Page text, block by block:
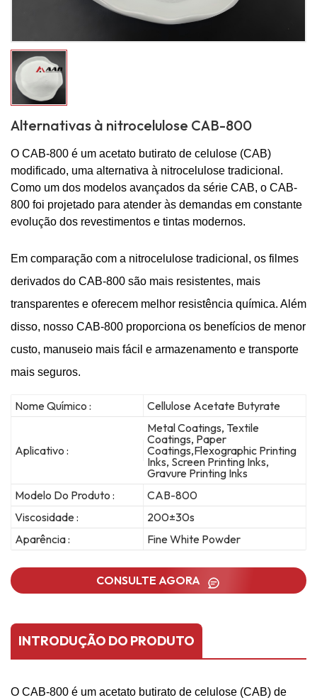
Alternativas à nitrocelulose CAB-800
O CAB-800 é um acetato butirato de celulose (CAB)
modificado, uma alternativa à nitrocelulose tradicional.
Como um dos modelos avançados da série CAB, o CAB-
800 foi projetado para atender às demandas em constante
evolução dos revestimentos e tintas modernos.
Em comparação com a nitrocelulose tradicional, os filmes
derivados do CAB-800 são mais resistentes, mais
transparentes e oferecem melhor resistência química. Além
disso, nosso CAB-800 proporciona os benefícios de menor
custo, manuseio mais fácil e armazenamento e transporte
mais seguros.
Nome Químico : Cellulose Acetate Butyrate
Aplicativo :
Metal Coatings, Textile
Coatings, Paper
Coatings,Flexographic Printing
Inks, Screen Printing Inks,
Gravure Printing Inks
Modelo Do Produto :
CAB-800
Viscosidade :
200±30s
Aparência :
Fine White Powder
CONSULTE AGORA
INTRODUÇÃO DO PRODUTO
O CAB-800 é um acetato butirato de celulose (CAB) de